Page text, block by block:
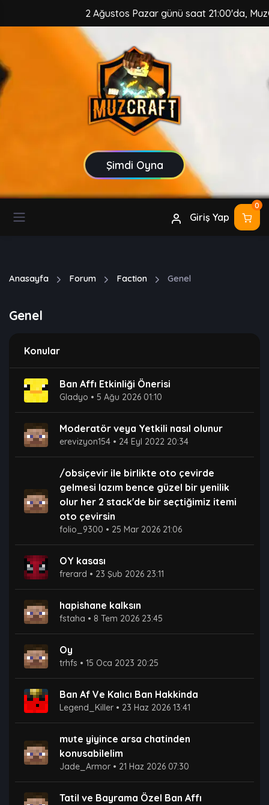
2 Ağustos Pazar günü saat 21:00'da,
Şimdi Oyna
Giriş Yap
0
Anasayfa Forum Faction Genel
Genel
Konular
Ban Affı Etkinliği Önerisi
Gladyo • 5 Ağu 2026 01:10
Moderatör veya Yetkili nasıl olunur
erevizyon154 • 24 Eyl 2022 20:34
/obsiçevir ile birlikte oto çevirde
gelmesi lazım bence güzel bir yenilik
olur her 2 stack'de bir seçtiğimiz itemi
oto çevirsin ​ ​
folio_9300 • 25 Mar 2026 21:06
OY kasası
frerard • 23 Şub 2026 23:11
hapishane kalksın
fstaha • 8 Tem 2026 23:45
Oy
trhfs • 15 Oca 2023 20:25
Ban Af Ve Kalıcı Ban Hakkinda
Legend_Killer • 23 Haz 2026 13:41
mute yiyince arsa chatinden
konusabilelim
Jade_Armor • 21 Haz 2026 07:30
Tatil ve Bayrama Özel Ban Affı